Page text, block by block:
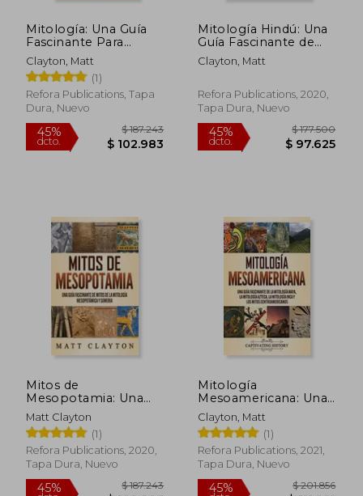
Mitología: Una Guía
Fascinante Para
Entender la Mitología
Griega, la Mitología
Nórdica y la Mitología
Egipcia
Clayton, Matt
(1)
Refora Publications, Tapa
Dura, Nuevo
45%
dcto.
$ 187.243
$ 102.983
Mitología Hindú: Una
Guía Fascinante de
Mitos Hindúes y de
Dioses y Diosas
Clayton, Matt
Refora Publications, 2020,
Tapa Dura, Nuevo
45%
dcto.
Mitos de
Mesopotamia: Una
Guía Fascinante de
Mitos de la Mitología
Mesopotámica y
Sumeria
Matt Clayton
(1)
Refora Publications, 2020,
Tapa Dura, Nuevo
Mitología
Mesoamericana: Una
Guía Fascinante de la
Mitología Maya, la
Mitología Azteca, la
Mitología Inca y los
Mitos
Clayton, Matt
(1)
Refora Publications, 2021,
Tapa Dura, Nuevo